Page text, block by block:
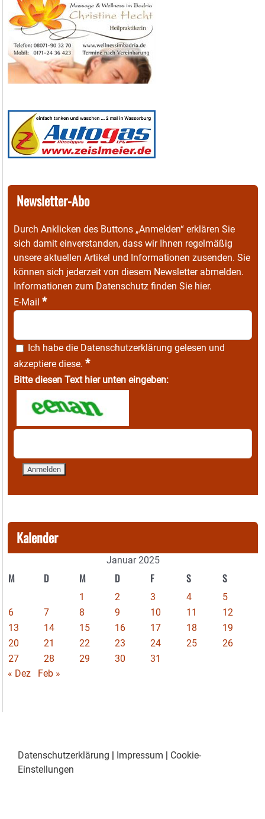
Newsletter-Abo
Durch Anklicken des Buttons „Anmelden“ erklären Sie
sich damit einverstanden, dass wir Ihnen regelmäßig
unsere aktuellen Artikel und Informationen zusenden. Sie
können sich jederzeit von diesem Newsletter abmelden.
Informationen zum Datenschutz finden Sie hier.
E-Mail *
Ich habe die Datenschutzerklärung gelesen und
akzeptiere diese. *
Bitte diesen Text hier unten eingeben:
Kalender
Januar 2025
M D M D F S S
1 2 3 4
5
6
7 8 9 10 11
12
13
14 15 16 17 18
19
20
21 22 23 24 25
26
27
28 29 30
31
« Dez
Feb »
Datenschutzerklärung Impressum
Cookie-
Einstellungen